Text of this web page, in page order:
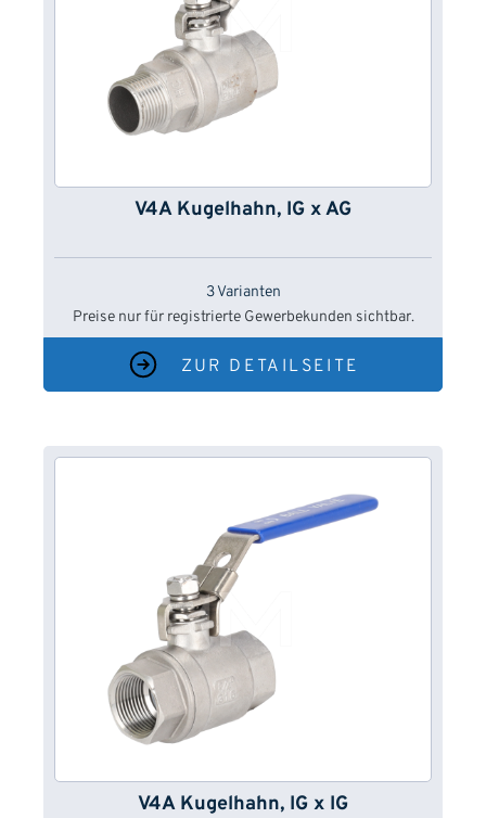
V4A Kugelhahn, IG x AG
3 Varianten
Preise nur für registrierte Gewerbekunden sichtbar.
ZUR DETAILSEITE
V4A Kugelhahn, IG x IG